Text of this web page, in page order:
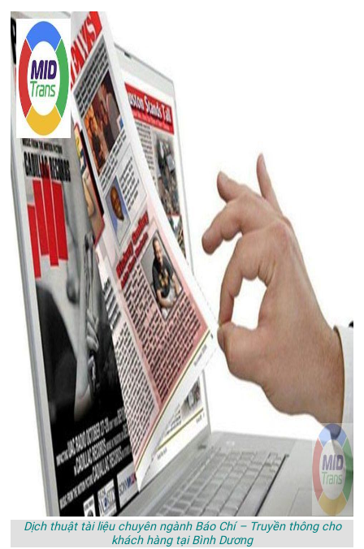
Dịch thuật tài liệu chuyên ngành Báo Chí – Truyền thông cho
khách hàng tại Bình Dương